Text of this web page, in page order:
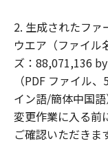
逆コンパ
ースエン
せん。ま
てはなり
帰属
「許諾ソ
は、その
2. 生成されたファ
ウエア（ファイル
ズ：88,071,136
（PDF ファイル
イン語/簡体中国
変更作業に入る前
ご確認いただきま